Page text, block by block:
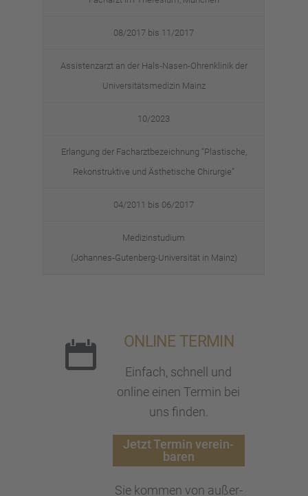
08/2017 bis 11/2017
Assis­tenz­arzt an der Hals-Nasen-Ohren­kli­nik der
Univer­si­täts­me­di­zin Mainz
10/2023
Erlan­gung der Facharzt­be­zeich­nung “Plasti­sche,
Rekon­struk­tive und Ästhe­ti­sche Chirur­gie”
04/2011 bis 06/2017
Medizin­stu­dium
(Johan­nes-Guten­berg-Univer­si­tät in Mainz)
ONLINE TERMIN
Einfach, schnell und
online einen Termin bei
uns finden.
Jetzt Termin verein­
ba­ren
Sie kommen von außer­